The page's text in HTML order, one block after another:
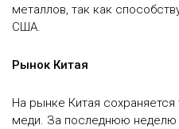
металлов, так как
США.
Рынок Китая
На рынке Китая
меди. За последнюю